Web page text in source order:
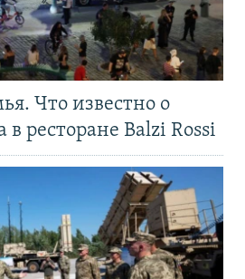
Что известно о
в ресторане Balzi Rossi